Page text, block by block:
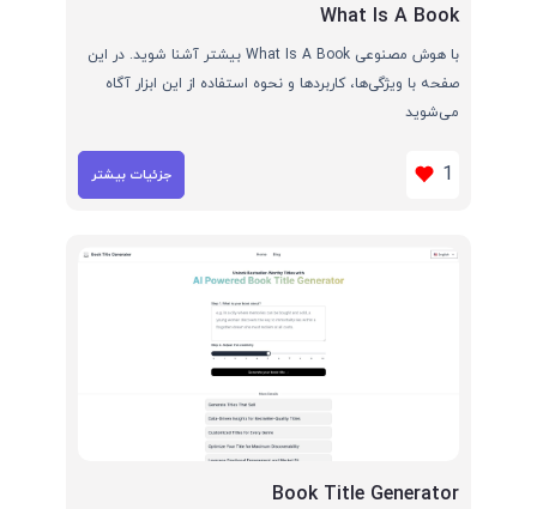
What Is A Book
با هوش مصنوعی What Is A Book بیشتر آشنا شوید. در این
صفحه با ویژگی‌ها، کاربردها و نحوه استفاده از این ابزار آگاه
می‌شوید
1 جزئیات بیشتر
Book Title Generator